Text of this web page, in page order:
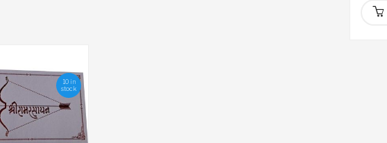
10 in
stock